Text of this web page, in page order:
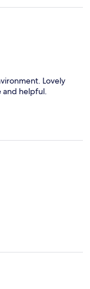
Lovely
and helpful.